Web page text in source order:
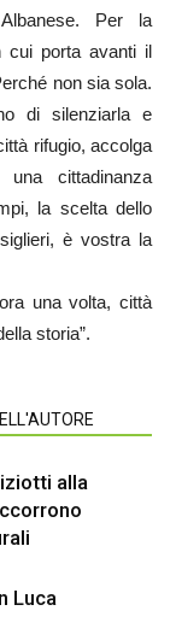
Per la
cui porta avanti il
non sia sola.
di silenziarla e
rifugio, accolga
cittadinanza
la scelta dello
è vostra la
una volta, città
storia”.
alla
Luca